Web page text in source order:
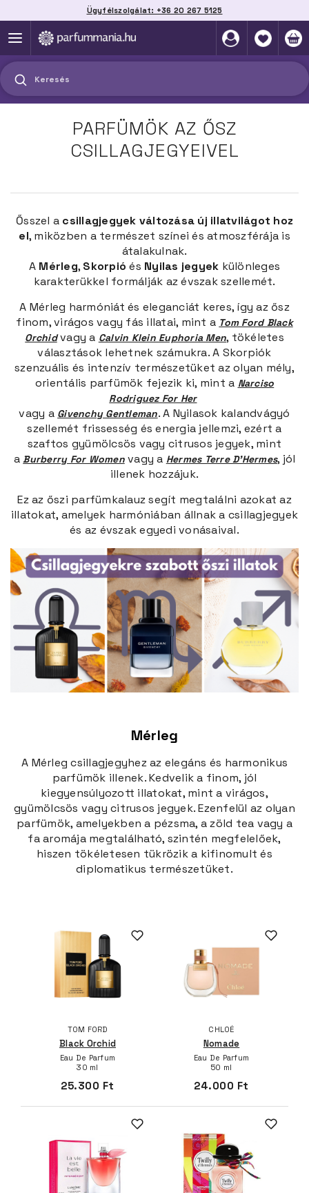
Ügyfélszolgálat: +36 20 267 5125
Keresés
PARFÜMÖK AZ ŐSZ
CSILLAGJEGYEIVEL
Ősszel a csillagjegyek változása új illatvilágot hoz
el, miközben a természet színei és atmoszférája is
átalakulnak.
A Mérleg, Skorpió és Nyilas jegyek különleges
karakterükkel formálják az évszak szellemét.
A Mérleg harmóniát és eleganciát keres, így az ősz
finom, virágos vagy fás illatai, mint a Tom Ford Black
Orchidvagy a Calvin Klein Euphoria Men, tökéletes
választások lehetnek számukra. A Skorpiók
szenzuális és intenzív természetüket az olyan mély,
orientális parfümök fejezik ki, mint a Narciso
Rodriguez For Her
vagy a Givenchy Gentleman. A Nyilasok kalandvágyó
szellemét frissesség és energia jellemzi, ezért a
szaftos gyümölcsös vagy citrusos jegyek, mint
aBurberry For Womenvagy a Hermes Terre D'Hermes, jól
illenek hozzájuk.
Ez az őszi parfümkalauz segít megtalálni azokat az
illatokat, amelyek harmóniában állnak a csillagjegyek
és az évszak egyedi vonásaival.
Mérleg
A Mérleg csillagjegyhez az elegáns és harmonikus
parfümök illenek. Kedvelik a finom, jól
kiegyensúlyozott illatokat, mint a virágos,
gyümölcsös vagy citrusos jegyek. Ezenfelül az olyan
parfümök, amelyekben a pézsma, a zöld tea vagy a
fa aromája megtalálható, szintén megfelelőek,
hiszen tökéletesen tükrözik a kifinomult és
diplomatikus természetüket.
TOM FORD
Black Orchid
Eau De Parfum
30 ml
25.300 Ft
CHLOÉ
Nomade
Eau De Parfum
50 ml
24.000 Ft